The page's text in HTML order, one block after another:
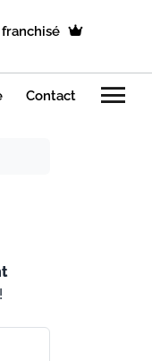
Contact menu